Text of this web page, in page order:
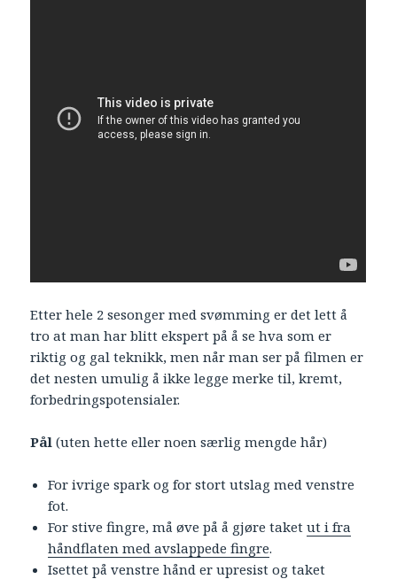
Etter hele 2 sesonger med svømming er det lett å
tro at man har blitt ekspert på å se hva som er
riktig og gal teknikk, men når man ser på filmen er
det nesten umulig å ikke legge merke til, kremt,
forbedringspotensialer.
Pål (uten hette eller noen særlig mengde hår)
For ivrige spark og for stort utslag med venstre
fot.
For stive fingre, må øve på å gjøre taketut i fra
håndflaten med avslappede fingre.
Isettet på venstre hånd er upresist og taket